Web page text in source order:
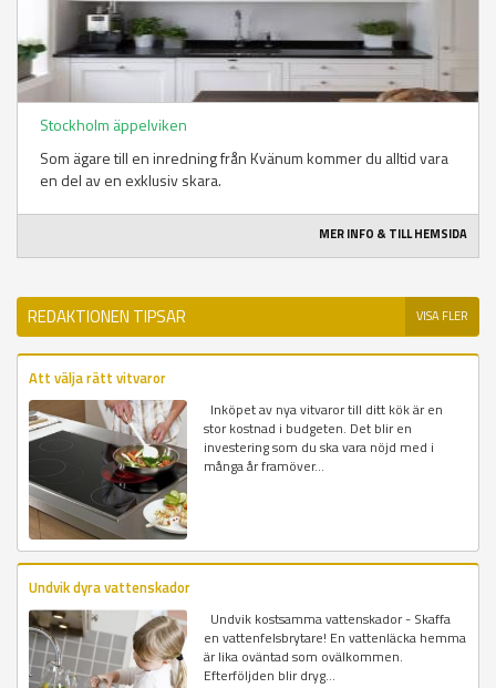
Stockholm äppelviken
Som ägare till en inredning från Kvänum kommer du alltid vara
en del av en exklusiv skara.
MER INFO & TILL HEMSIDA
REDAKTIONEN TIPSAR VISA FLER
Att välja rätt vitvaror
Inköpet av nya vitvaror till ditt kök är en
stor kostnad i budgeten. Det blir en
investering som du ska vara nöjd med i
många år framöver...
Undvik dyra vattenskador
Undvik kostsamma vattenskador - Skaffa
en vattenfelsbrytare! En vattenläcka hemma
är lika oväntad som ovälkommen.
Efterföljden blir dryg...